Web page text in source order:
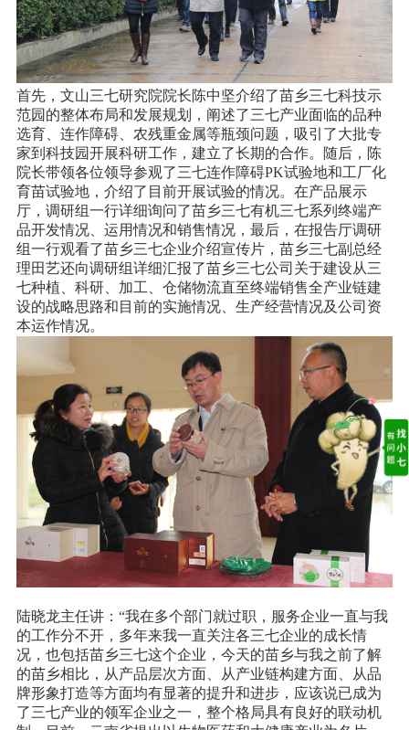
首先，文山三七研究院院长陈中坚介绍了苗乡三七科技示
范园的整体布局和发展规划，阐述了三七产业面临的品种
选育、连作障碍、农残重金属等瓶颈问题，吸引了大批专
家到科技园开展科研工作，建立了长期的合作。随后，陈
院长带领各位领导参观了三七连作障碍PK试验地和工厂化
育苗试验地，介绍了目前开展试验的情况。在产品展示
厅，调研组一行详细询问了苗乡三七有机三七系列终端产
品开发情况、运用情况和销售情况，最后，在报告厅调研
组一行观看了苗乡三七企业介绍宣传片，苗乡三七副总经
理田艺还向调研组详细汇报了苗乡三七公司关于建设从三
七种植、科研、加工、仓储物流直至终端销售全产业链建
设的战略思路和目前的实施情况、生产经营情况及公司资
本运作情况。
陆晓龙主任讲：“我在多个部门就过职，服务企业一直与我
的工作分不开，多年来我一直关注各三七企业的成长情
况，也包括苗乡三七这个企业，今天的苗乡与我之前了解
的苗乡相比，从产品层次方面、从产业链构建方面、从品
牌形象打造等方面均有显著的提升和进步，应该说已成为
了三七产业的领军企业之一，整个格局具有良好的联动机